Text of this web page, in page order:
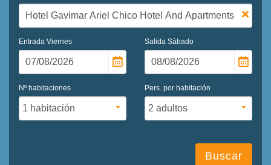
Entrada Viernes Salida Sábado
Nº habitaciones Pers. por habitación
Buscar